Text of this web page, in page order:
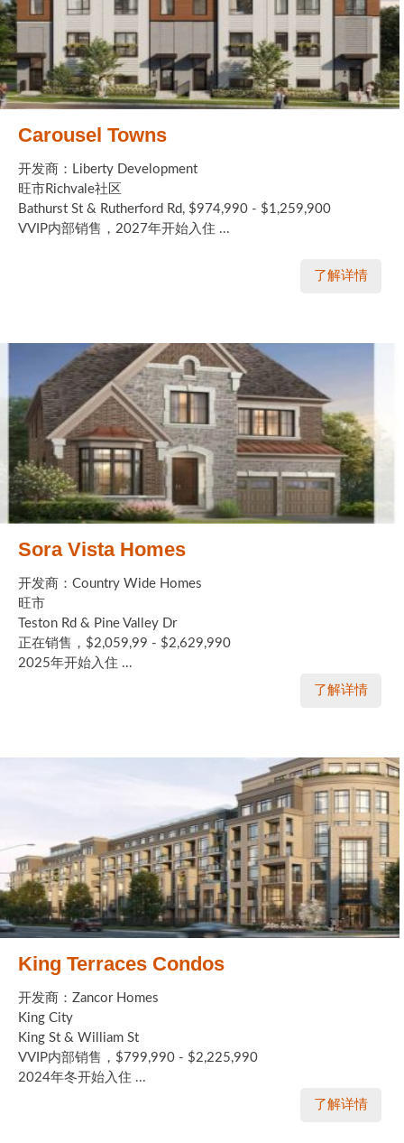
Carousel Towns
开发商：Liberty Development
旺市Richvale社区
Bathurst St & Rutherford Rd, $974,990 - $1,259,900
VVIP内部销售，2027年开始入住 ...
了解详情
Sora Vista Homes
开发商：Country Wide Homes
旺市
Teston Rd & Pine Valley Dr
正在销售，$2,059,99 - $2,629,990
2025年开始入住 ...
了解详情
King Terraces Condos
开发商：Zancor Homes
King City
King St & William St
VVIP内部销售，$799,990 - $2,225,990
2024年冬开始入住 ...
了解详情